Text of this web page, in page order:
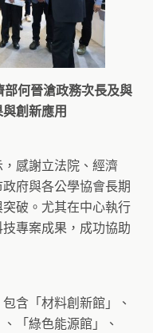
何晉滄政務次長及與
創新應用
感謝立法院、經濟
府與各公學協會長期
破。尤其在中心執行
專案成果，成功協助
含「材料創新館」、
「綠色能源館」、